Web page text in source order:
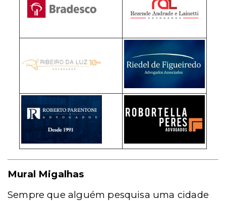
Mural Migalhas
Sempre que alguém pesquisa uma cidade